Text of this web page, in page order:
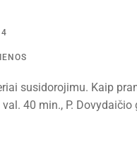
susidorojimu. Kaip
40 min., P. Dovydaičio